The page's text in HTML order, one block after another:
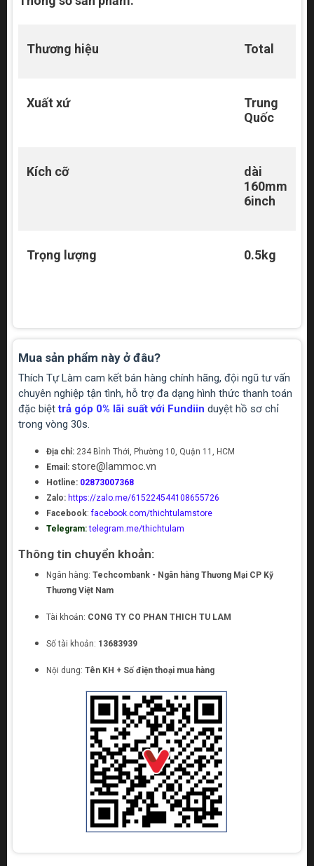
Thương hiệu Total
Xuất xứ
Trung
Quốc
Kích cỡ
dài
160mm
6inch
Trọng lượng 0.5kg
Mua sản phẩm này ở đâu?
Thích Tự Làm cam kết bán hàng chính hãng, đội ngũ tư vấn
chuyên nghiệp tận tình, hỗ trợ đa dạng hình thức thanh toán
đặc biệttrả góp 0% lãi suất với Fundiin duyệt hồ sơ chỉ
trong vòng 30s.
Địa chỉ: 234 Bình Thới, Phường 10, Quận 11, HCM
Email: store@lammoc.vn
Hotline: 02873007368
Zalo: https://zalo.me/615224544108655726
Facebook:facebook.com/thichtulamstore
Telegram: telegram.me/thichtulam
Thông tin chuyển khoản:
Ngân hàng: Techcombank - Ngân hàng Thương Mại CP Kỹ
Thương Việt Nam
Tài khoản: CONG TY CO PHAN THICH TU LAM
Số tài khoản: 13683939
Nội dung: Tên KH + Số điện thoại mua hàng